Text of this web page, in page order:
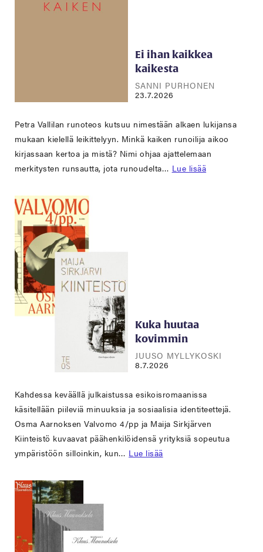
Ei ihan kaikkea
kaikesta
SANNI PURHONEN
23.7.2026
Petra Vallilan runoteos kutsuu nimestään alkaen lukijansa
mukaan kielellä leikittelyyn. Minkä kaiken runoilija aikoo
kirjassaan kertoa ja mistä? Nimi ohjaa ajattelemaan
merkitysten runsautta, jota runoudelta… Lue lisää
Kuka huutaa
kovimmin
JUUSO MYLLYKOSKI
8.7.2026
Kahdessa keväällä julkaistussa esikoisromaanissa
käsitellään piileviä minuuksia ja sosiaalisia identiteettejä.
Osma Aarnoksen Valvomo 4/pp ja Maija Sirkjärven
Kiinteistö kuvaavat päähenkilöidensä yrityksiä sopeutua
ympäristöön silloinkin, kun… Lue lisää